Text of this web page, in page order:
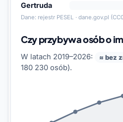
Gertruda
Dane: rejestr PESEL · dane.gov.pl
Czy przybywa osób o
W latach 2019–2026: ≈ bez
180 230 osób).